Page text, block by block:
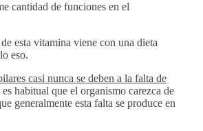
cantidad de funciones en el
esta vitamina viene con una dieta
eso.
casi nunca se deben a la falta de
habitual que el organismo carezca de
generalmente esta falta se produce en